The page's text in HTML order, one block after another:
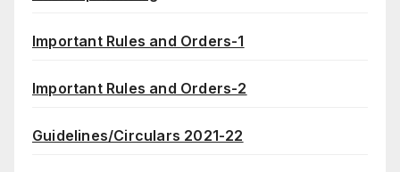
Important Rules and Orders-1
Important Rules and Orders-2
Guidelines/Circulars 2021-22